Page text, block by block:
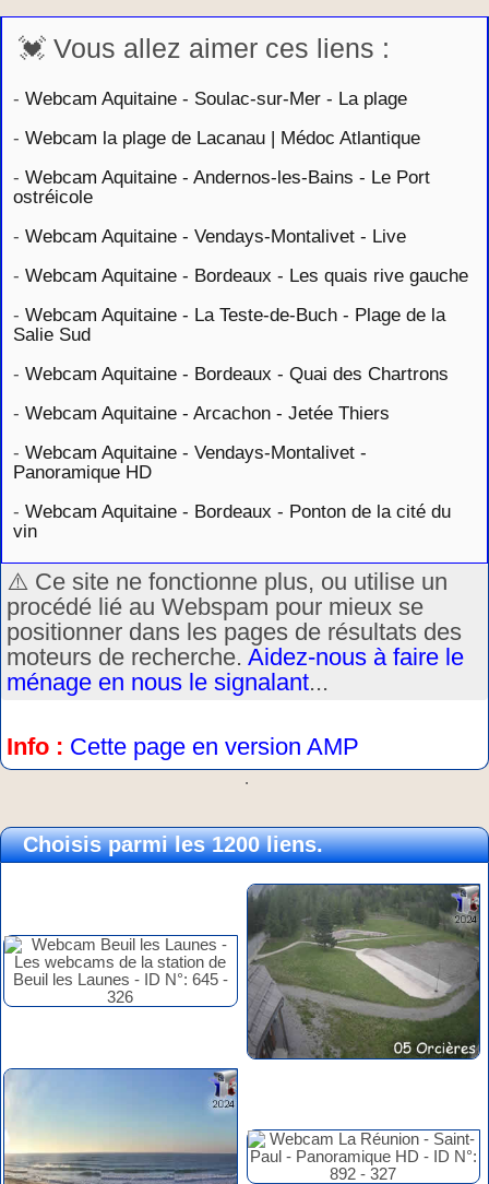
💓 Vous allez aimer ces liens :
- Webcam Aquitaine - Soulac-sur-Mer - La plage
- Webcam la plage de Lacanau | Médoc Atlantique
- Webcam Aquitaine - Andernos-les-Bains - Le Port
ostréicole
- Webcam Aquitaine - Vendays-Montalivet - Live
- Webcam Aquitaine - Bordeaux - Les quais rive gauche
- Webcam Aquitaine - La Teste-de-Buch - Plage de la
Salie Sud
- Webcam Aquitaine - Bordeaux - Quai des Chartrons
- Webcam Aquitaine - Arcachon - Jetée Thiers
- Webcam Aquitaine - Vendays-Montalivet -
Panoramique HD
- Webcam Aquitaine - Bordeaux - Ponton de la cité du
vin
⚠️ Ce site ne fonctionne plus, ou utilise un
procédé lié au Webspam pour mieux se
positionner dans les pages de résultats des
moteurs de recherche. Aidez-nous à faire le
ménage en nous le signalant...
Info : Cette page en version AMP
.
Choisis parmi les 1200 liens.